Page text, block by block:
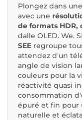
Plongez dans
avec une
de formats HDR,
dalle OLED. We.
SEE regroupe
attendez d'un
angle de vision
couleurs pour la
réactivité quasi
consommation
épuré et fin pour
naturelle et